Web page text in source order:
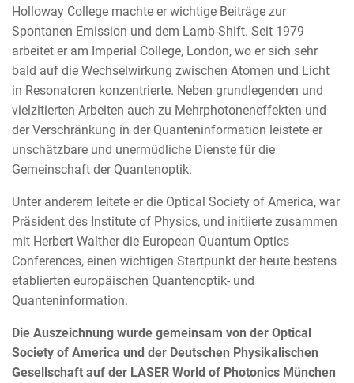
Holloway College machte er wichtige Beiträge zur
Spontanen Emission und dem Lamb-Shift. Seit 1979
arbeitet er am Imperial College, London, wo er sich sehr
bald auf die Wechselwirkung zwischen Atomen und Licht
in Resonatoren konzentrierte. Neben grundlegenden und
vielzitierten Arbeiten auch zu Mehrphotoneneffekten und
der Verschränkung in der Quanteninformation leistete er
unschätzbare und unermüdliche Dienste für die
Gemeinschaft der Quantenoptik.
Unter anderem leitete er die Optical Society of America, war
Präsident des Institute of Physics, und initiierte zusammen
mit Herbert Walther die European Quantum Optics
Conferences, einen wichtigen Startpunkt der heute bestens
etablierten europäischen Quantenoptik- und
Quanteninformation.
Die Auszeichnung wurde gemeinsam von der Optical
Society of America und der Deutschen Physikalischen
Gesellschaft auf der LASER World of Photonics München